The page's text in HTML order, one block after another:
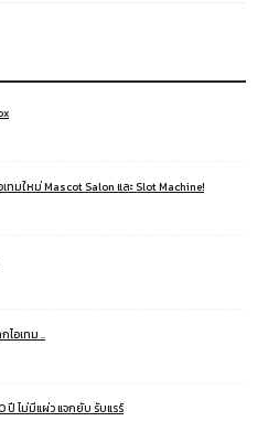
เทมใหม่ Mascot Salon และ Slot Machine!
ไอเทม ..
ปี ไม่มีแผ่ว แจกยับ รับแรร์